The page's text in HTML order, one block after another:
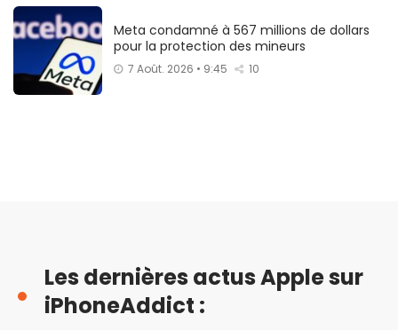
Meta condamné à 567 millions de dollars
pour la protection des mineurs
7 Août. 2026 • 9:45 10
Les dernières actus Apple sur
iPhoneAddict :